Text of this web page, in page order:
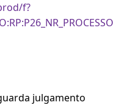
f?
julgamento